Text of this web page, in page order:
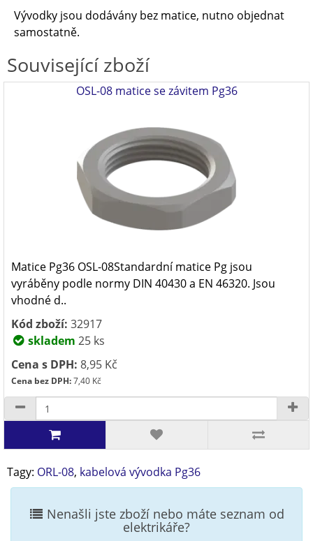
Vývodky jsou dodávány bez matice, nutno objednat
samostatně.
Související zboží
OSL-08 matice se závitem Pg36
Matice Pg36 OSL-08Standardní matice Pg jsou
vyráběny podle normy DIN 40430 a EN 46320. Jsou
vhodné d..
Kód zboží: 32917
skladem 25 ks
Cena s DPH: 8,95 Kč
Cena bez DPH:7,40 Kč
Tagy: ORL-08, kabelová vývodka Pg36
Nenašli jste zboží nebo máte seznam od
elektrikáře?